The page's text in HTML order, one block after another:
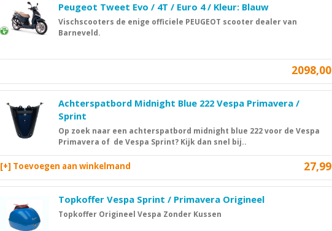
Peugeot Tweet Evo / 4T / Euro 4 / Kleur: Blauw
Vischscooters de enige officiele PEUGEOT scooter dealer van
Barneveld.
2098,00
Achterspatbord Midnight Blue 222 Vespa Primavera /
Sprint
Op zoek naar een achterspatbord midnight blue 222 voor de Vespa
Primavera of de Vespa Sprint? Kijk dan snel bij..
27,99
[+] Toevoegen aan winkelmand
Topkoffer Vespa Sprint / Primavera Origineel
Topkoffer Origineel Vespa Zonder Kussen